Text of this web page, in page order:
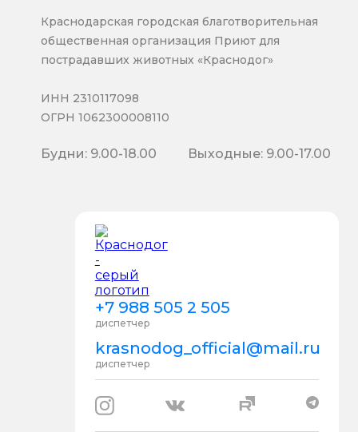
+7 988 505 2 505
диспетчер
krasnodog_official@mail.ru
диспетчер
Краснодарская городская благотворительная
общественная организация Приют для
пострадавших животных «Краснодог»
ИНН 2310117098
ОГРН 1062300008110
Будни: 9.00-18.00 Выходные: 9.00-17.00